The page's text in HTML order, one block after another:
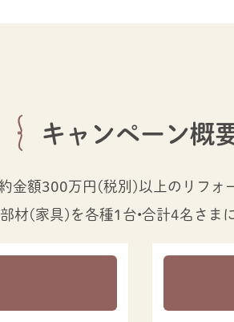
キャンペーン概
額300万円（税別）以上のリフ
材（家具）を各種1台・合計4名さま